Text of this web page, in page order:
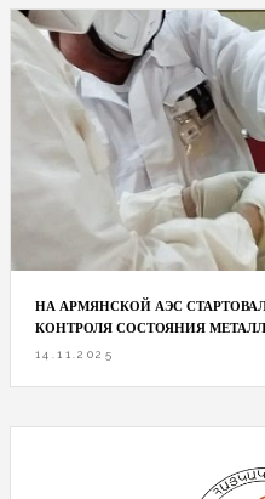
НА АРМЯНСКОЙ АЭС
КОНТРОЛЯ СОСТОЯНИЯ
14.11.2025